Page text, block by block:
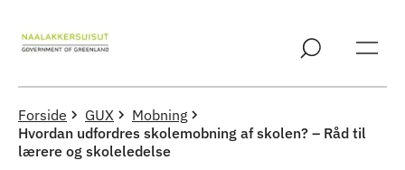
Forside GUX
Mobning
Hvordan udfordres skolemobning af skolen? – Råd til
lærere og skoleledelse